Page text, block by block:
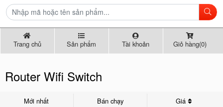
Trang chủ Sản phẩm Tài khoản Giỏ hàng(0)
Router Wifi Switch
Mới nhất Bán chạy Giá